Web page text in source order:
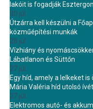
lakóit is fogadják
30 júl.
Útzárra kell készülni a
közműépítési munkák
28 júl.
Vízhiány és
Lábatlanon és Süttőn
27 júl.
Egy híd, amely a lelkeket
Mária Valéria híd utolsó ívét
27 júl.
Elektromos autó- és